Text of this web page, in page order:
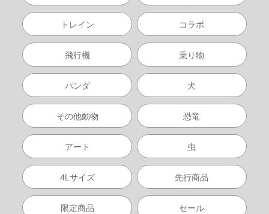
トレイン コラボ
飛行機 乗り物
パンダ 犬
その他動物 恐竜
アート 虫
4Lサイズ 先行商品
限定商品 セール